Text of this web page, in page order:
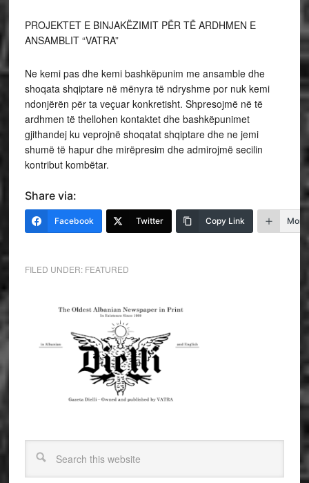
PROJEKTET E BINJAKËZIMIT PËR TË ARDHMEN E
ANSAMBLIT “VATRA”
Ne kemi pas dhe kemi bashkëpunim me ansamble dhe
shoqata shqiptare në mënyra të ndryshme por nuk kemi
ndonjërën për ta veçuar konkretisht. Shpresojmë në të
ardhmen të thellohen kontaktet dhe bashkëpunimet
gjithandej ku veprojnë shoqatat shqiptare dhe ne jemi
shumë të hapur dhe mirëpresim dhe admirojmë secilin
kontribut kombëtar.
Share via:
Facebook Twitter Copy Link More
FILED UNDER: FEATURED